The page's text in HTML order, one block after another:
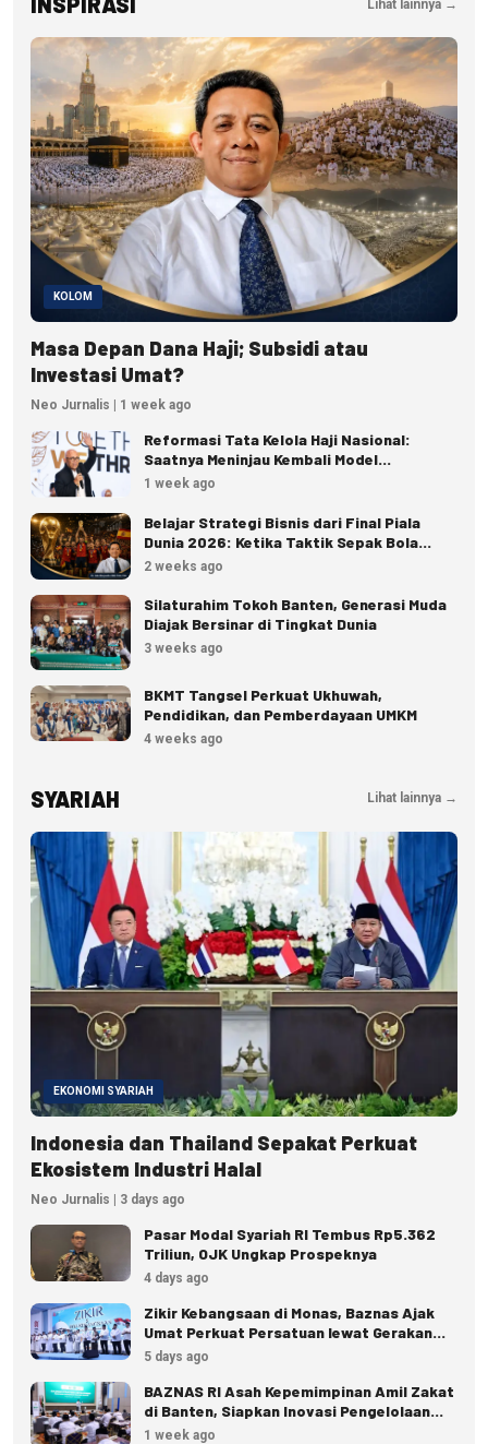
Lihat lainnya →
KOLOM
Masa Depan Dana Haji; Subsidi atau
Investasi Umat?
Neo Jurnalis | 1 week ago
Reformasi Tata Kelola Haji Nasional:
Saatnya Meninjau Kembali Model
Pengelolaan Haji Reguler
1 week ago
Belajar Strategi Bisnis dari Final Piala
Dunia 2026: Ketika Taktik Sepak Bola
Menjadi Inspirasi Kesuksesan Bisnis
2 weeks ago
Silaturahim Tokoh Banten, Generasi Muda
Diajak Bersinar di Tingkat Dunia
3 weeks ago
BKMT Tangsel Perkuat Ukhuwah,
Pendidikan, dan Pemberdayaan UMKM
4 weeks ago
SYARIAH Lihat lainnya →
EKONOMI SYARIAH
Indonesia dan Thailand Sepakat Perkuat
Ekosistem Industri Halal
Neo Jurnalis | 3 days ago
Pasar Modal Syariah RI Tembus Rp5.362
Triliun, OJK Ungkap Prospeknya
4 days ago
Zikir Kebangsaan di Monas, Baznas Ajak
Umat Perkuat Persatuan lewat Gerakan
Zakat
5 days ago
BAZNAS RI Asah Kepemimpinan Amil Zakat
di Banten, Siapkan Inovasi Pengelolaan
Zakat
1 week ago